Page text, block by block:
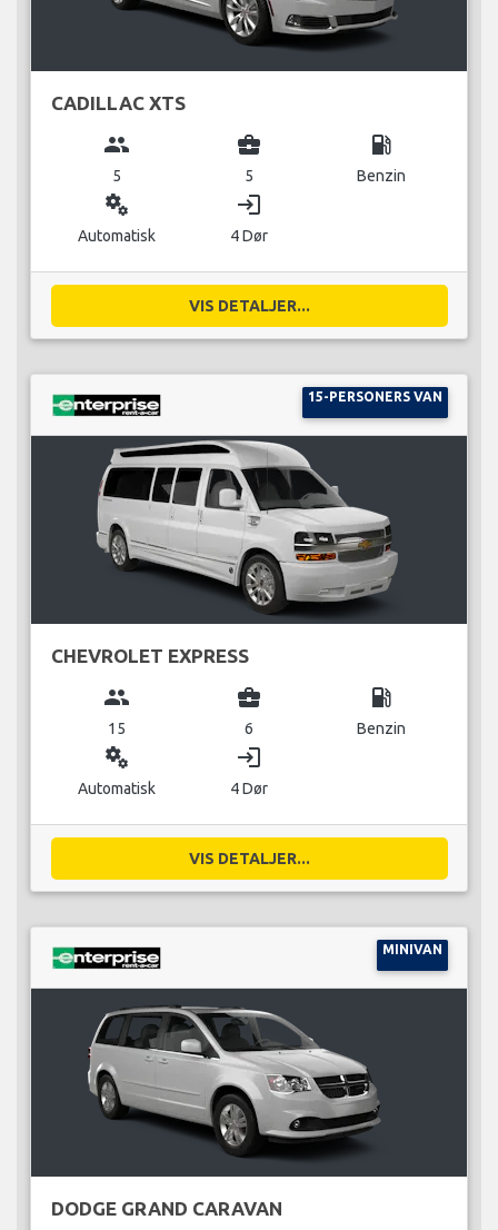
CADILLAC XTS
group
5
business_center
5
local_gas_station
Benzin
miscellaneous_services
Automatisk
login
4 Dør
VIS DETALJER...
15-PERSONERS VAN
CHEVROLET EXPRESS
group
15
business_center
6
local_gas_station
Benzin
miscellaneous_services
Automatisk
login
4 Dør
VIS DETALJER...
MINIVAN
DODGE GRAND CARAVAN